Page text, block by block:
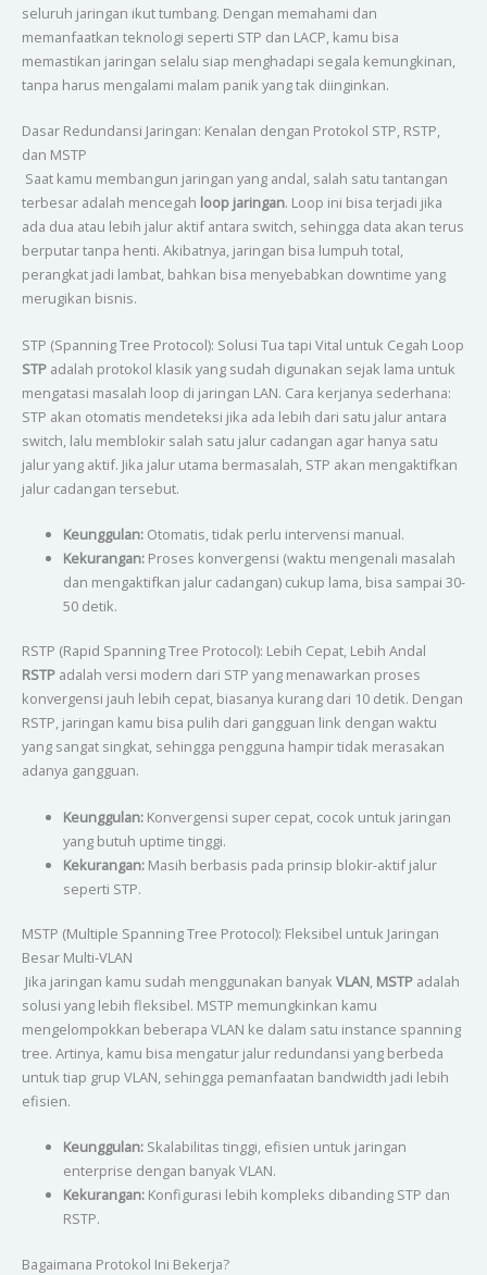
seluruh jaringan ikut tumbang. Dengan memahami dan
memanfaatkan teknologi seperti STP dan LACP, kamu bisa
memastikan jaringan selalu siap menghadapi segala kemungkinan,
tanpa harus mengalami malam panik yang tak diinginkan.
Dasar Redundansi Jaringan: Kenalan dengan Protokol STP, RSTP,
dan MSTP
Saat kamu membangun jaringan yang andal, salah satu tantangan
terbesar adalah mencegah loop jaringan. Loop ini bisa terjadi jika
ada dua atau lebih jalur aktif antara switch, sehingga data akan terus
berputar tanpa henti. Akibatnya, jaringan bisa lumpuh total,
perangkat jadi lambat, bahkan bisa menyebabkan downtime yang
merugikan bisnis.
STP (Spanning Tree Protocol): Solusi Tua tapi Vital untuk Cegah Loop
STPadalah protokol klasik yang sudah digunakan sejak lama untuk
mengatasi masalah loop di jaringan LAN. Cara kerjanya sederhana:
STP akan otomatis mendeteksi jika ada lebih dari satu jalur antara
switch, lalu memblokir salah satu jalur cadangan agar hanya satu
jalur yang aktif. Jika jalur utama bermasalah, STP akan mengaktifkan
jalur cadangan tersebut.
Keunggulan:Otomatis, tidak perlu intervensi manual.
Kekurangan:Proses konvergensi (waktu mengenali masalah
dan mengaktifkan jalur cadangan) cukup lama, bisa sampai 30-
50 detik.
RSTP (Rapid Spanning Tree Protocol): Lebih Cepat, Lebih Andal
RSTPadalah versi modern dari STP yang menawarkan proses
konvergensi jauh lebih cepat, biasanya kurang dari 10 detik. Dengan
RSTP, jaringan kamu bisa pulih dari gangguan link dengan waktu
yang sangat singkat, sehingga pengguna hampir tidak merasakan
adanya gangguan.
Keunggulan:Konvergensi super cepat, cocok untuk jaringan
yang butuh uptime tinggi.
Kekurangan:Masih berbasis pada prinsip blokir-aktif jalur
seperti STP.
MSTP (Multiple Spanning Tree Protocol): Fleksibel untuk Jaringan
Besar Multi-VLAN
Jika jaringan kamu sudah menggunakan banyak VLAN, MSTPadalah
solusi yang lebih fleksibel. MSTP memungkinkan kamu
mengelompokkan beberapa VLAN ke dalam satu instance spanning
tree. Artinya, kamu bisa mengatur jalur redundansi yang berbeda
untuk tiap grup VLAN, sehingga pemanfaatan bandwidth jadi lebih
efisien.
Keunggulan:Skalabilitas tinggi, efisien untuk jaringan
enterprise dengan banyak VLAN.
Kekurangan:Konfigurasi lebih kompleks dibanding STP dan
RSTP.
Bagaimana Protokol Ini Bekerja?